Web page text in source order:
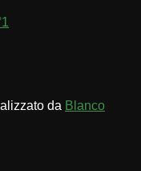
da Blanco